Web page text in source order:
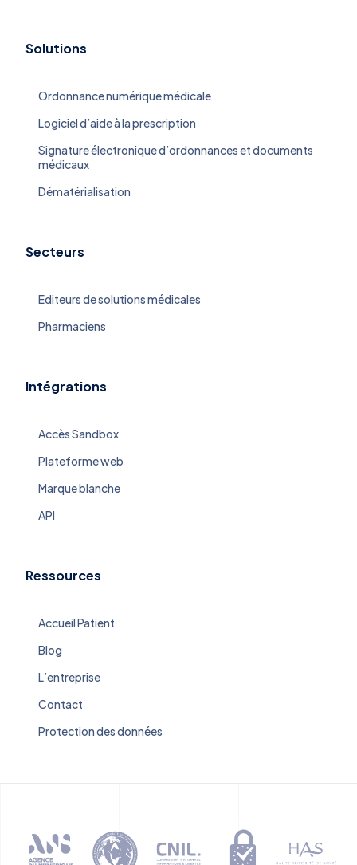
Solutions
Ordonnance numérique médicale
Logiciel d’aide à la prescription
Signature électronique d’ordonnances et documents
médicaux
Dématérialisation
Secteurs
Editeurs de solutions médicales
Pharmaciens
Intégrations
Accès Sandbox
Plateforme web
Marque blanche
API
Ressources
Accueil Patient
Blog
L’entreprise
Contact
Protection des données